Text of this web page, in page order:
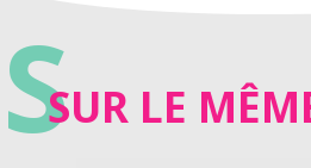
SSUR LE